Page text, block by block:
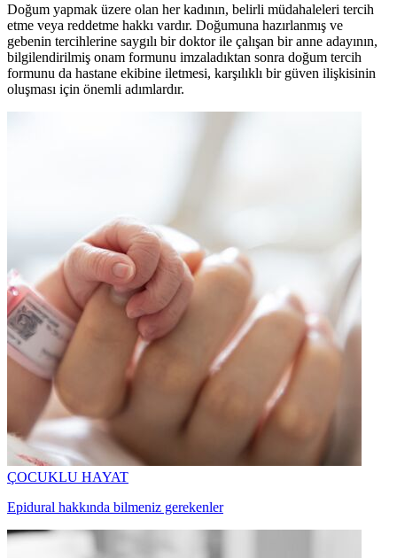
Doğum yapmak üzere olan her kadının, belirli müdahaleleri tercih
etme veya reddetme hakkı vardır. Doğumuna hazırlanmış ve
gebenin tercihlerine saygılı bir doktor ile çalışan bir anne adayının,
bilgilendirilmiş onam formunu imzaladıktan sonra doğum tercih
formunu da hastane ekibine iletmesi, karşılıklı bir güven ilişkisinin
oluşması için önemli adımlardır.
ÇOCUKLU HAYAT
Epidural hakkında bilmeniz gerekenler